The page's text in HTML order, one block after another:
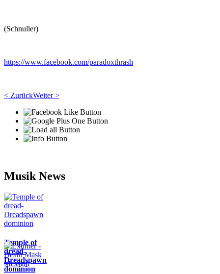
(Schnuller)
https://www.facebook.com/paradoxthrash
< ZurückWeiter >
Musik News
Temple of
dread-
Dreadspawn
dominion